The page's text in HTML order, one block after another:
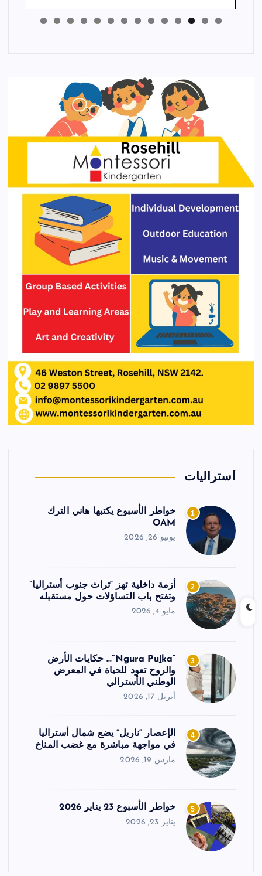
أستراليات
1
خواطر الأسبوع يكتبها هاني الترك
OAM
يونيو 26, 2026
2
أزمة داخلية تهز “تراث جنوب أستراليا”
وتفتح باب التساؤلات حول مستقبله
مايو 4, 2026
3
“Ngura Puḻka”… حكايات الأرض
والروح تعود للحياة في المعرض
الوطني الأسترالي
أبريل 17, 2026
4
الإعصار “ناريل” يضع شمال أستراليا
في مواجهة مباشرة مع غضب المناخ
مارس 19, 2026
5 خواطر الأسبوع 23 يناير 2026
يناير 23, 2026